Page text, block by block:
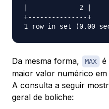
|             2 |
+---------------+
Da mesma forma, MAX
é
maior valor numérico
A consulta a seguir
geral de boliche: